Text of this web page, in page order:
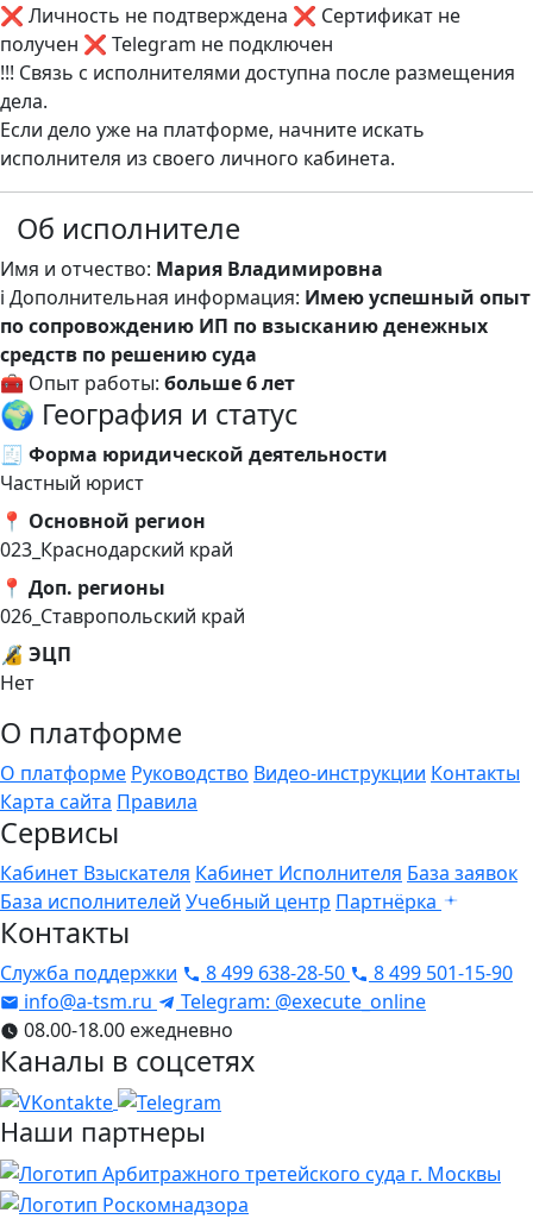
❌ Личность не подтверждена ❌ Сертификат не
получен ❌ Telegram не подключен
!!! Связь с исполнителями доступна после размещения
дела.
Если дело уже на платформе, начните искать
исполнителя из своего личного кабинета.
Об исполнителе
Имя и отчество: Мария Владимировна
ℹ️ Дополнительная информация: Имею успешный опыт
по сопровождению ИП по взысканию денежных
средств по решению суда
🧰 Опыт работы: больше 6 лет
🌍 География и статус
🧾 Форма юридической деятельности
Частный юрист
📍 Основной регион
023_Краснодарский край
📍 Доп. регионы
026_Ставропольский край
🔏 ЭЦП
Нет
О платформе
О платформе Руководство Видео-инструкции Контакты
Карта сайта Правила
Сервисы
Кабинет Взыскателя Кабинет Исполнителя База заявок
База исполнителей Учебный центр Партнёрка
Контакты
Служба поддержки 8 499 638-28-50
8 499 501-15-90
info@a-tsm.ru
Telegram: @execute_online
08.00-18.00 ежедневно
Каналы в соцсетях
Наши партнеры